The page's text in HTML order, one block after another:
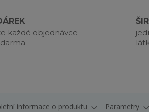
každé objednávce
informace o produktu Parametry